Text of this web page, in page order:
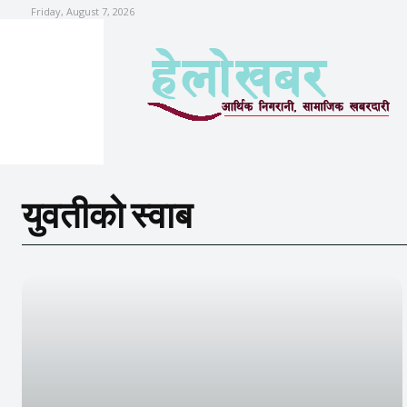
Friday, August 7, 2026
युवतीको स्वाब